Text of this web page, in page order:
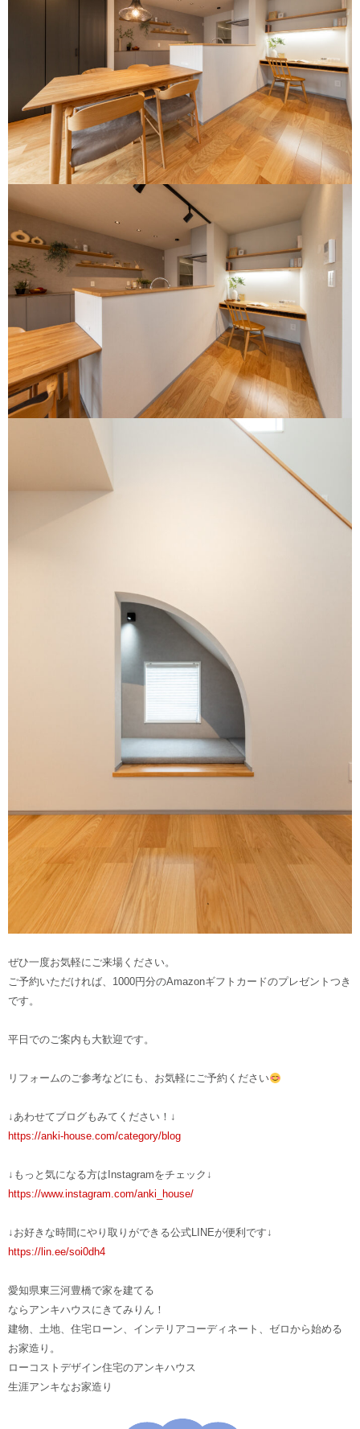
ぜひ一度お気軽にご来場ください。
ご予約いただければ、1000円分のAmazonギフトカードのプレゼントつき
です。
平日でのご案内も大歓迎です。
リフォームのご参考などにも、お気軽にご予約ください
↓あわせてブログもみてください！↓
https://anki-house.com/category/blog
↓もっと気になる方はInstagramをチェック↓
https://www.instagram.com/anki_house/
↓お好きな時間にやり取りができる公式LINEが便利です↓
https://lin.ee/soi0dh4
愛知県東三河豊橋で家を建てる
ならアンキハウスにきてみりん！
建物、土地、住宅ローン、インテリアコーディネート、ゼロから始める
お家造り。
ローコストデザイン住宅のアンキハウス
生涯アンキなお家造り